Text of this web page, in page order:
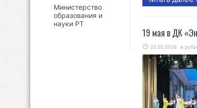
19 мая в ДК
22.05.2026 в
Министерство
образования и
науки РТ